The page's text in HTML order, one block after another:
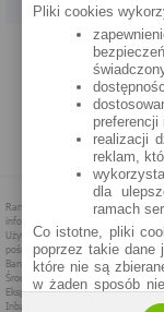
PROGRAM PARTNERSKI
POLITYKA PRYWATNOŚCI
Pliki cookies
preferencji
realizacji
reklam,
dla
ramach
Co istotne, pliki
poprzez takie dane
które nie są
w żaden sposób